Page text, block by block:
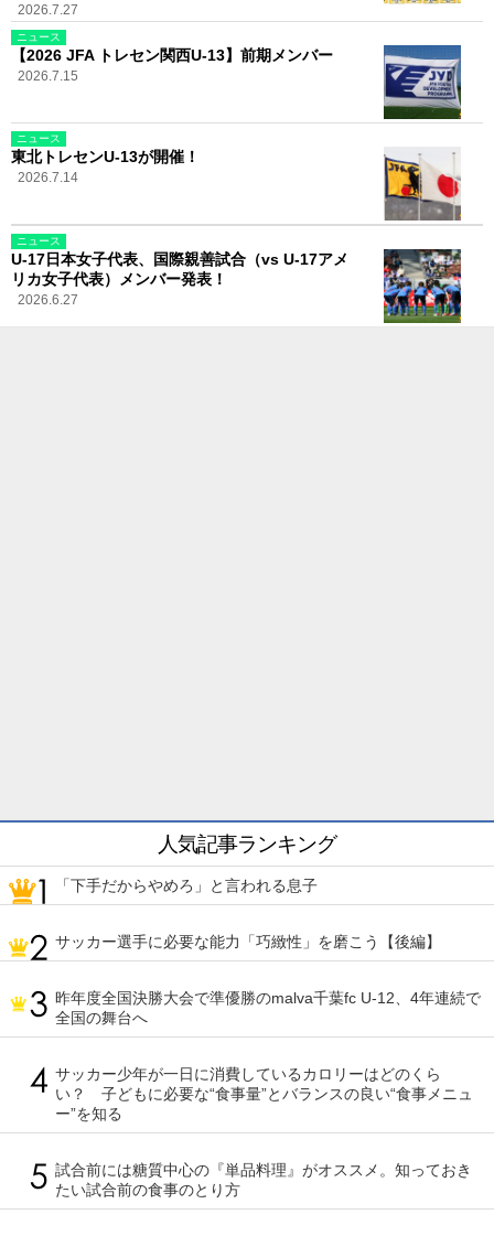
2026.7.27
ニュース
【2026 JFA トレセン関西U-13】前期メンバー
2026.7.15
ニュース
東北トレセンU-13が開催！
2026.7.14
ニュース
U-17日本女子代表、国際親善試合（vs U-17アメ
リカ女子代表）メンバー発表！
2026.6.27
人気記事ランキング
「下手だからやめろ」と言われる息子
サッカー選手に必要な能力「巧緻性」を磨こう【後編】
昨年度全国決勝大会で準優勝のmalva千葉fc U-12、4年連続で
全国の舞台へ
サッカー少年が一日に消費しているカロリーはどのくら
い？ 子どもに必要な“食事量”とバランスの良い“食事メニュ
ー”を知る
試合前には糖質中心の『単品料理』がオススメ。知っておき
たい試合前の食事のとり方